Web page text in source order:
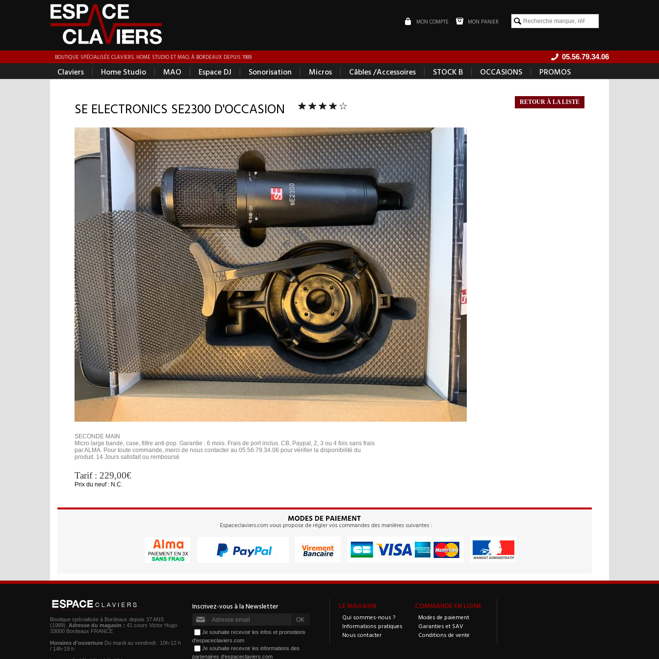
MON PANIER
MON COMPTE
05.56.79.34.06
BOUTIQUE SPÉCIALISÉE CLAVIERS, HOME STUDIO ET MAO, À BORDEAUX DEPUIS 1989.
Claviers | Home Studio | MAO | Espace DJ | Sonorisation | Micros | Câbles /Accessoires | STOCK B | OCCASIONS | PROMOS
RETOUR À LA LISTE
SE ELECTRONICS SE2300 D'OCCASION
SECONDE MAIN
Micro large bande, case, filtre anti-pop. Garantie : 6 mois. Frais de port inclus. CB, Paypal, 2, 3 ou 4 fois sans frais
par ALMA. Pour toute commande, merci de nous contacter au 05.56.79.34.06 pour vérifier la disponibilité du
produit. 14 Jours satisfait ou remboursé
Tarif : 229,00€
Prix du neuf : N.C.
LE MAGASIN
Qui sommes-nous ?
Informations pratiques
Nous contacter
COMMANDE EN LIGNE
Modes de paiement
Garanties et SAV
Conditions de vente
Boutique spécialisée à Bordeaux depuis 37 ANS
(1989). Adresse du magasin : 41 cours Victor Hugo
33000 Bordeaux FRANCE
Horaires d'ouverture Du mardi au vendredi : 10h-12 h
/ 14h-19 h
Je souhaite recevoir les infos et promotions
d'espaceclaviers.com
Je souhaite recevoir les informations des
partenaires d'espaceclaviers.com